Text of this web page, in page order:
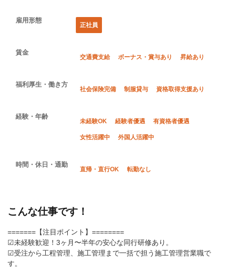
雇用形態
正社員
賃金
交通費支給 ボーナス・賞与あり 昇給あり
福利厚生・働き方
社会保険完備 制服貸与 資格取得支援あり
経験・年齢
未経験OK 経験者優遇 有資格者優遇
女性活躍中 外国人活躍中
時間・休日・通勤
直帰・直行OK 転勤なし
こんな仕事です！
=======【注目ポイント】========
☑未経験歓迎！3ヶ月〜半年の安心な同行研修あり。
☑受注から工程管理、施工管理まで一括で担う施工管理営業職で
す。